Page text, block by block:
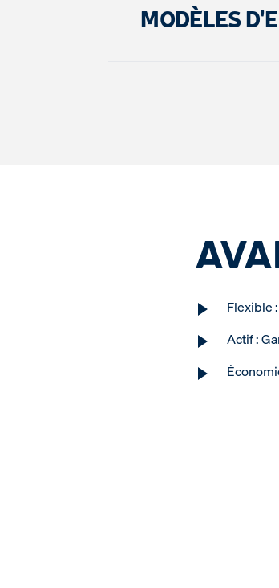
MODÈLES
Flexible
Actif :